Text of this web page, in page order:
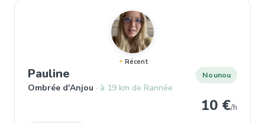
Récent
Pauline , Nounou à Ombrée d'Anjou
Ombrée d'Anjou à 19 km de Rannée
Nounou
10 €/h